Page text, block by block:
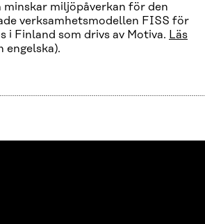
minskar miljöpåverkan för den
verksamhetsmodellen FISS för
i Finland som drivs av Motiva. Läs
engelska).